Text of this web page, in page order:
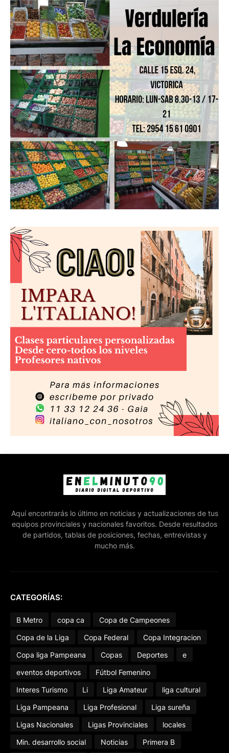
Aquí encontrarás lo último en noticias y actualizaciones de tus
equipos provinciales y nacionales favoritos. Desde resultados
de partidos, tablas de posiciones, fechas, entrevistas y
mucho más.
CATEGORÍAS:
B Metro copa ca
Copa de Campeones
Copa de la Liga
Copa Federal
Copa Integracion
Copa liga Pampeana
Copas Deportes
e
eventos deportivos
Fútbol Femenino
Interes Turismo
Li Liga Amateur
liga cultural
Liga Pampeana
Liga Profesional
Liga sureña
Ligas Nacionales
Ligas Provinciales
locales
Min. desarrollo social
Noticias
Primera B